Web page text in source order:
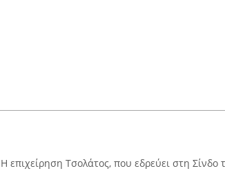
Η επιχείρηση Τσολάτος, που εδρεύει στη Σίνδο